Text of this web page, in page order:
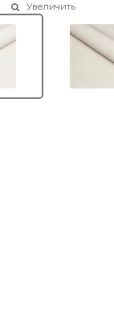
Увеличить